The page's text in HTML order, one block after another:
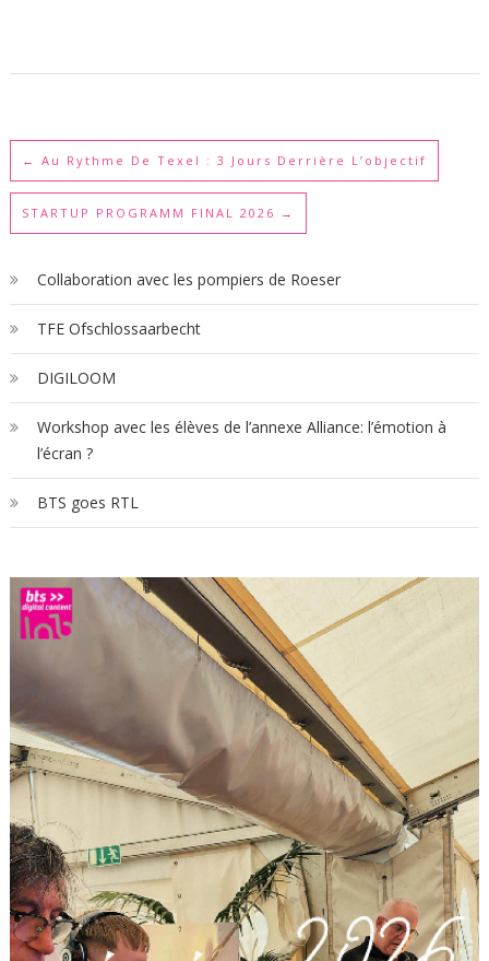
← Au Rythme De Texel : 3 Jours Derrière L’objectif
STARTUP PROGRAMM FINAL 2026 →
Collaboration avec les pompiers de Roeser
TFE Ofschlossaarbecht
DIGILOOM
Workshop avec les élèves de l’annexe Alliance: l’émotion à
l’écran ?
BTS goes RTL